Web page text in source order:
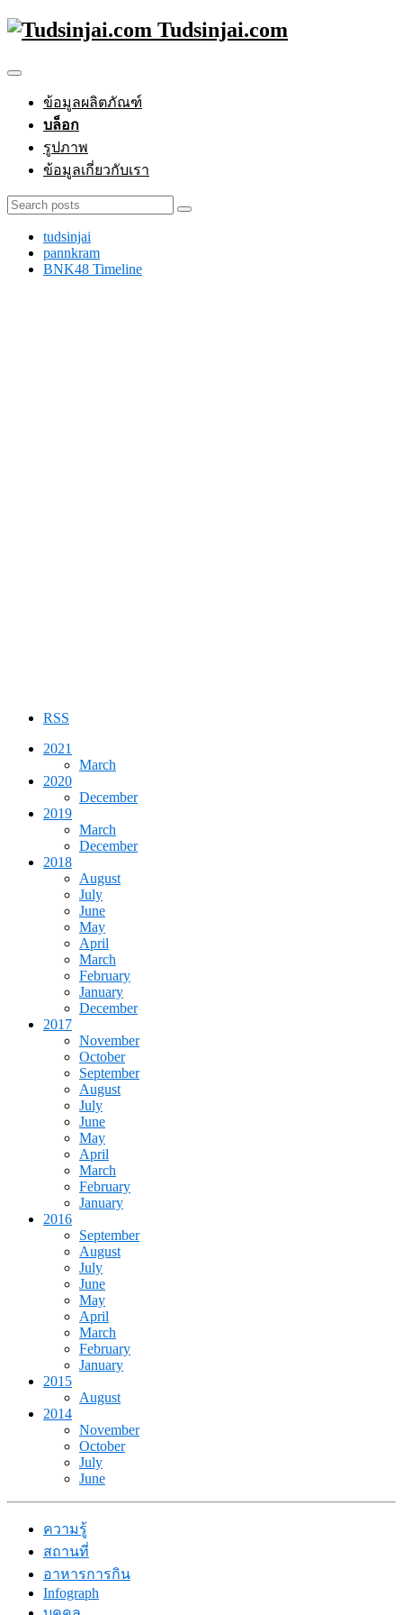
Tudsinjai.com
ข้อมูลผลิตภัณฑ์
บล็อก
รูปภาพ
ข้อมูลเกี่ยวกับเรา
tudsinjai
pannkram
BNK48 Timeline
RSS
2021
March
2020
December
2019
March
December
2018
August
July
June
May
April
March
February
January
December
2017
November
October
September
August
July
June
May
April
March
February
January
2016
September
August
July
June
May
April
March
February
January
2015
August
2014
November
October
July
June
ความรู้
สถานที่
อาหารการกิน
Infograph